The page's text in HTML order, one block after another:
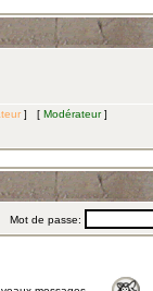
] [ Modérateur]
Mot de passe: